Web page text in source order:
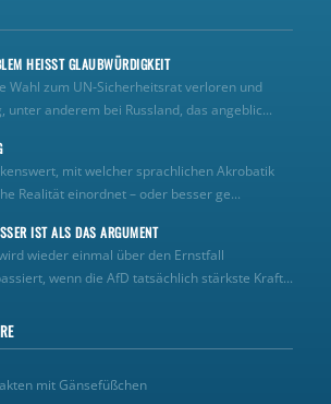
HEISST GLAUBWÜRDIGKEIT
Wahl zum UN‑Sicherheitsrat verloren und
unter anderem bei Russland, das angeblic...
mit welcher sprachlichen Akrobatik
Realität einordnet – oder besser ge...
IST ALS DAS ARGUMENT
wieder einmal über den Ernstfall
wenn die AfD tatsächlich stärkste Kraft...
mit Gänsefüßchen